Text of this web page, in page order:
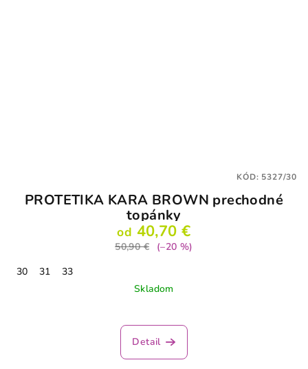
PROTETIKA KARA BROWN prechodné
topánky
od 40,70 €
50,90 €
(–20 %)
30
31
33
Skladom
Detail
KÓD: 5327/30